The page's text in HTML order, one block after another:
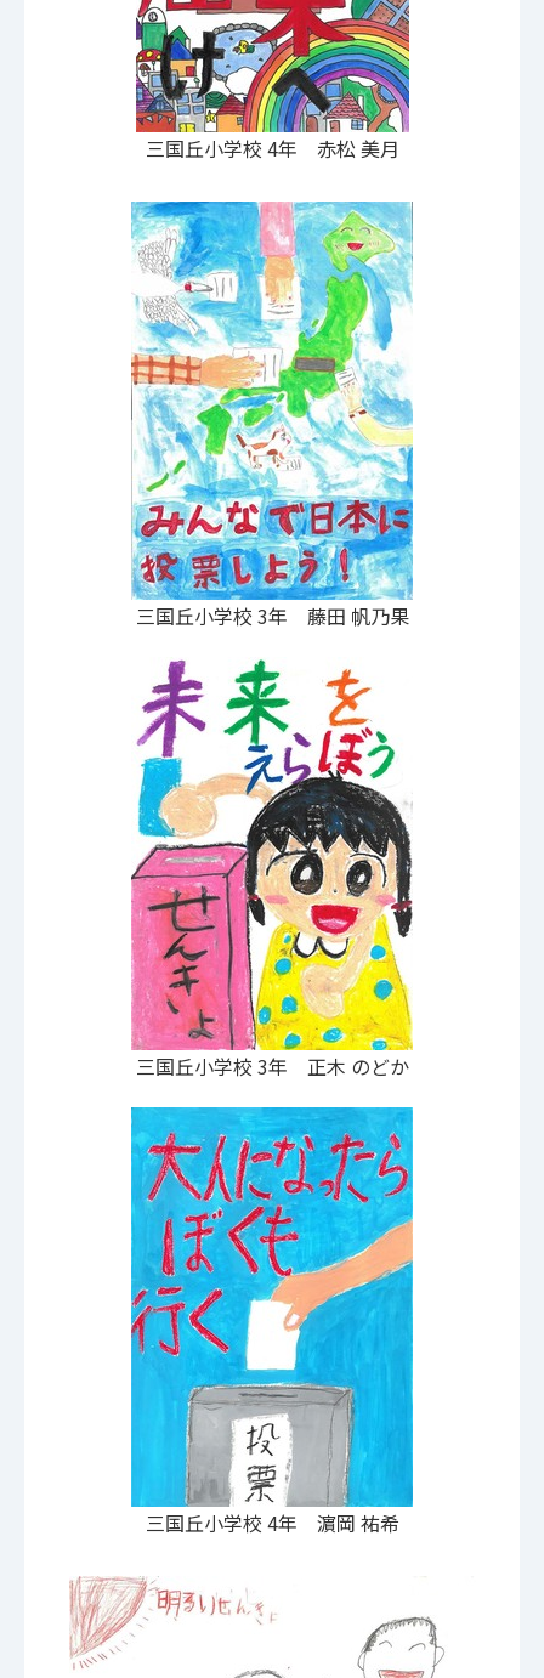
三国丘小学校 4年 赤松 美月
三国丘小学校 3年 藤田 帆乃果
三国丘小学校 3年 正木 のどか
三国丘小学校 4年 濵岡 祐希